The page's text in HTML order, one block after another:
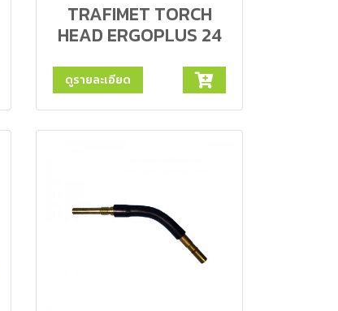
TRAFIMET TORCH
HEAD ERGOPLUS 24
ดูรายละเอียด